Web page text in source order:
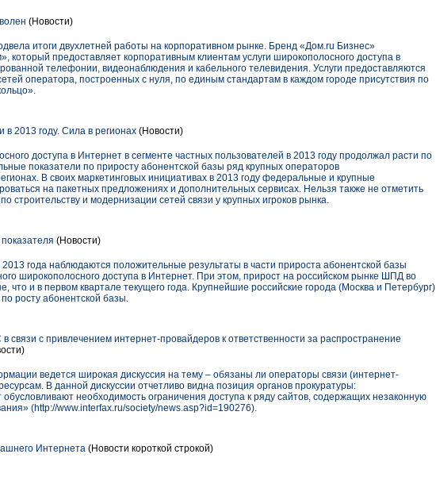
(Новости)
итоги двухлетней работы на корпоративном рынке. Бренд «Дом.ru Бизнес»
который предоставляет корпоративным клиентам услуги широкополосного доступа в
телефонии, видеонаблюдения и кабельного телевидения. Услуги предоставляются
оператора, построенных с нуля, по единым стандартам в каждом городе присутствия по
2013 году. Сила в регионах (Новости)
доступа в Интернет в сегменте частных пользователей в 2013 году продолжал расти по
показатели по приросту абонентской базы ряд крупных операторов
В своих маркетинговых инициативах в 2013 году федеральные и крупные
на пакетных предложениях и дополнительных сервисах. Нельзя также не отметить
строительству и модернизации сетей связи у крупных игроков рынка.
(Новости)
года наблюдаются положительные результаты в части прироста абонентской базы
широкополосного доступа в Интернет. При этом, прирост на российском рынке ШПД во
что и в первом квартале текущего года. Крупнейшие российские города (Москва и Петербург)
росту абонентской базы.
с привлечением интернет-провайдеров к ответственности за распространение
ведется широкая дискуссия на тему – обязаны ли операторы связи (интернет-
В данной дискуссии отчетливо видна позиция органов прокуратуры:
необходимость ограничения доступа к ряду сайтов, содержащих незаконную
(http://www.interfax.ru/society/news.asp?id=190276).
Интернета (Новости короткой строкой)